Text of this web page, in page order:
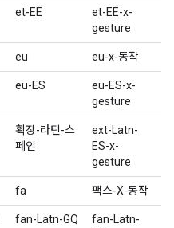
et-EE
et-EE-x-
gesture
eu eu-x-동작
eu-ES
eu-ES-x-
gesture
확장-라틴-스
페인
ext-Latn-
ES-x-
gesture
fa 팩스-X-동작
fan-Latn-GQ
fan-Latn-